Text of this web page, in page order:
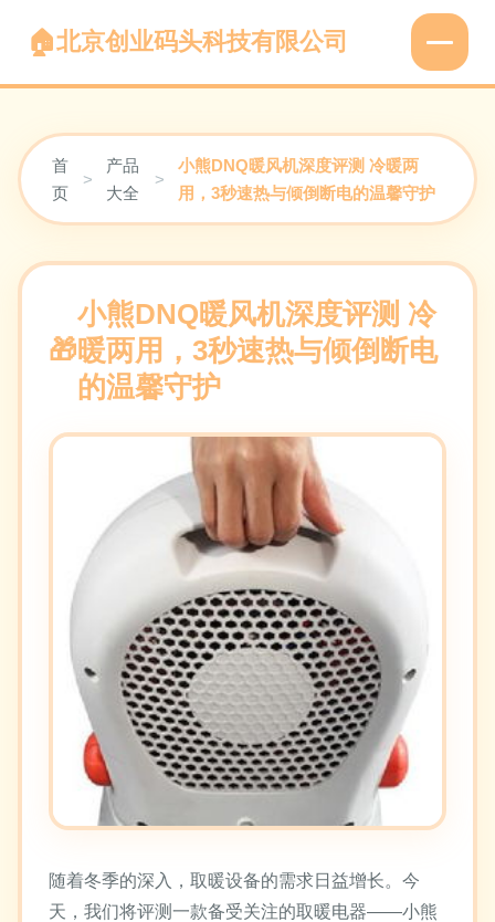
北京创业码头科技有限公司
首
页
>
产品
大全
>
小熊DNQ暖风机深度评测 冷暖两
用，3秒速热与倾倒断电的温馨守护
小熊DNQ暖风机深度评测 冷
暖两用，3秒速热与倾倒断电
的温馨守护
随着冬季的深入，取暖设备的需求日益增长。今
天，我们将评测一款备受关注的取暖电器——小熊